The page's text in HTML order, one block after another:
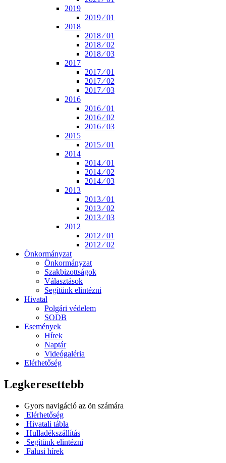
2019
2019 ⁄ 01
2018
2018 ⁄ 01
2018 ⁄ 02
2018 ⁄ 03
2017
2017 ⁄ 01
2017 ⁄ 02
2017 ⁄ 03
2016
2016 ⁄ 01
2016 ⁄ 02
2016 ⁄ 03
2015
2015 ⁄ 01
2014
2014 ⁄ 01
2014 ⁄ 02
2014 ⁄ 03
2013
2013 ⁄ 01
2013 ⁄ 02
2013 ⁄ 03
2012
2012 ⁄ 01
2012 ⁄ 02
Önkormányzat
Önkormányzat
Szakbizottságok
Választások
Segítünk elintézni
Hivatal
Polgári védelem
SODB
Események
Hírek
Naptár
Videógaléria
Elérhetőség
Legkeresettebb
Gyors navigáció az ön számára
Elérhetőség
Hivatali tábla
Hulladékszállítás
Segítünk elintézni
Falusi hírek